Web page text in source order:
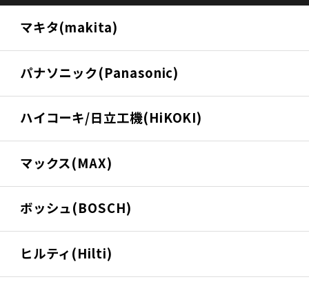
マキタ(makita)
パナソニック(Panasonic)
ハイコーキ/日立工機(HiKOKI)
マックス(MAX)
ボッシュ(BOSCH)
ヒルティ(Hilti)